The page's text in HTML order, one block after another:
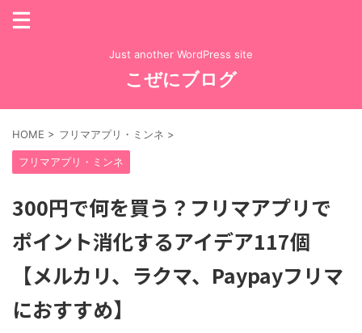
Just another WordPress site
こぜにブログ
HOME > フリマアプリ・ミンネ >
フリマアプリ・ミンネ
300円で何を買う？フリマアプリで
ポイント消化するアイデア117個
【メルカリ、ラクマ、Paypayフリマ
におすすめ】